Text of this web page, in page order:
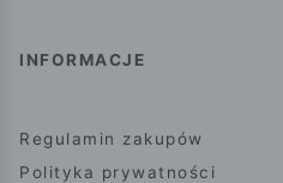
INFORMACJE
Regulamin zakupów
Polityka prywatności